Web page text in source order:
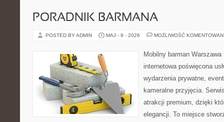
PORADNIK BARMANA
POSTED BY ADMIN MAJ - 9 - 2026 MOŻLIWOŚĆ
Mobilny barman
internetowa poświęcona
wydarzenia prywatne,
kameralne przyjęcia.
atrakcji premium, dzięki
elegancji. To miejsce